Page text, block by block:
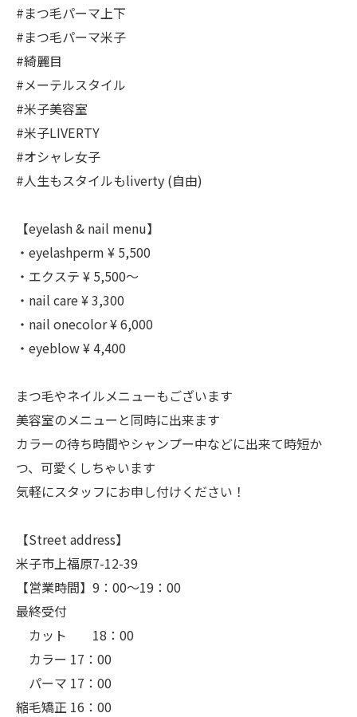
#まつ毛パーマ上下
#まつ毛パーマ米子
#綺麗目
#メーテルスタイル
#米子美容室
#米子LIVERTY
#オシャレ女子
#人生もスタイルもliverty (自由)
【eyelash & nail menu】
・eyelashperm ¥ 5,500
・エクステ ¥ 5,500～
・nail care ¥ 3,300
・nail onecolor ¥ 6,000
・eyeblow ¥ 4,400
まつ毛やネイルメニューもございます
美容室のメニューと同時に出来ます
カラーの待ち時間やシャンプー中などに出来て時短か
つ、可愛くしちゃいます
気軽にスタッフにお申し付けください！
【Street address】
米子市上福原7-12-39
【営業時間】9：00〜19：00
最終受付
カット 18：00
カラー 17：00
パーマ 17：00
縮毛矯正 16：00